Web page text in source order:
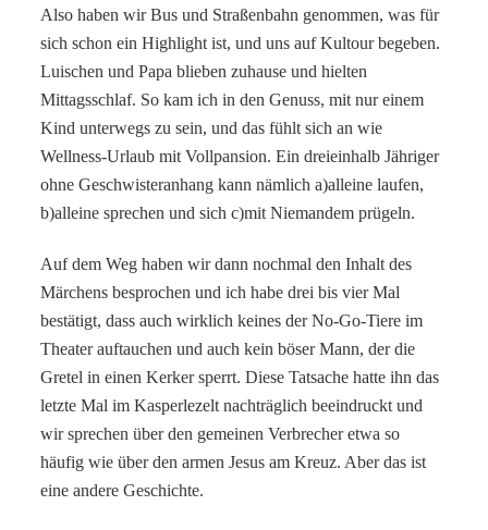
Also haben wir Bus und Straßenbahn genommen, was für
sich schon ein Highlight ist, und uns auf Kultour begeben.
Luischen und Papa blieben zuhause und hielten
Mittagsschlaf. So kam ich in den Genuss, mit nur einem
Kind unterwegs zu sein, und das fühlt sich an wie
Wellness-Urlaub mit Vollpansion. Ein dreieinhalb Jähriger
ohne Geschwisteranhang kann nämlich a)alleine laufen,
b)alleine sprechen und sich c)mit Niemandem prügeln.
Auf dem Weg haben wir dann nochmal den Inhalt des
Märchens besprochen und ich habe drei bis vier Mal
bestätigt, dass auch wirklich keines der No-Go-Tiere im
Theater auftauchen und auch kein böser Mann, der die
Gretel in einen Kerker sperrt. Diese Tatsache hatte ihn das
letzte Mal im Kasperlezelt nachträglich beeindruckt und
wir sprechen über den gemeinen Verbrecher etwa so
häufig wie über den armen Jesus am Kreuz. Aber das ist
eine andere Geschichte.